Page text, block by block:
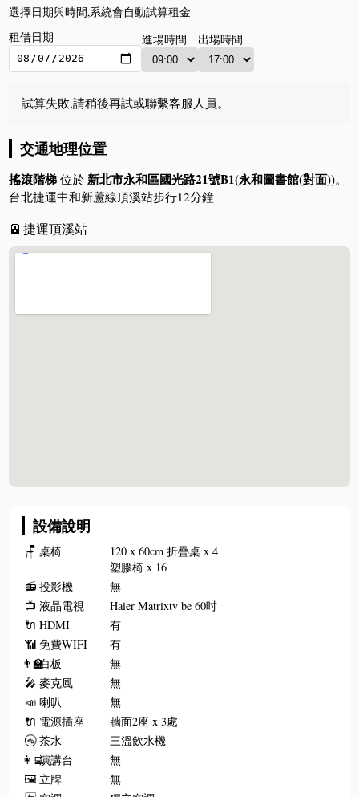
選擇日期與時間,系統會自動試算租金
租借日期
進場時間 出場時間
試算失敗,請稍後再試或聯繫客服人員。
交通地理位置
搖滾階梯 位於 新北市永和區國光路21號B1(永和圖書館(對面))。
台北捷運中和新蘆線頂溪站步行12分鐘
🚈 捷運頂溪站
設備說明
🪑 桌椅
120 x 60cm 折疊桌 x 4
塑膠椅 x 16
📻 投影機
無
📺 液晶電視
Haier Matrixtv be 60吋
🔌 HDMI
有
📶 免費WIFI
有
👨‍🏫白板
無
🎤 麥克風
無
📣 喇叭
無
🔌 電源插座
牆面2座 x 3處
🚰 茶水
三溫飲水機
👩‍💻演講台
無
🖼️ 立牌
無